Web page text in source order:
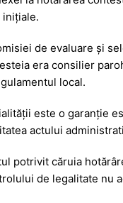
de evaluare și
era consilier
local.
este o garanție
actului
potrivit căruia
de legalitate